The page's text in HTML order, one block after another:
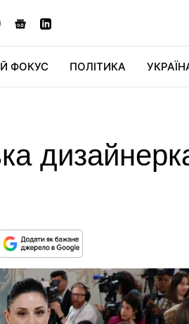
ФОКУС ПОЛІТИКА